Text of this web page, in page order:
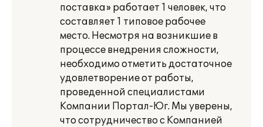
поставка» работает 1 человек, что
составляет 1 типовое рабочее
место. Несмотря на возникшие в
процессе внедрения сложности,
необходимо отметить достаточное
удовлетворение от работы,
проведенной специалистами
Компании Портал-Юг. Мы уверены,
что сотрудничество с Компанией